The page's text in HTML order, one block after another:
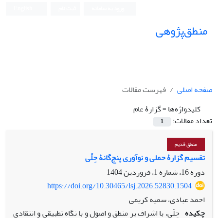
منطق‌پژوهی
صفحه اصلی
فهرست مقالات
کلیدواژه‌ها =گزارۀ عام
تعداد مقالات:
1
منطق قدیم
تقسیم گزارۀ حملی و نوآوری پنج‌گانۀ حِلّی
دوره 16، شماره 1، فروردین 1404
https://doi.org/10.30465/lsj.2026.52830.1504
احمد عبادی، سمیه کریمی
چکیده حِلّی، با اشراف بر منطق و اصول و با نگاه تطبیقی و انتقادی